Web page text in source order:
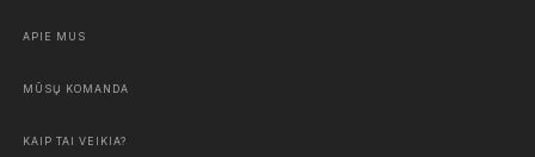
APIE MUS
MŪSŲ KOMANDA
KAIP TAI VEIKIA?